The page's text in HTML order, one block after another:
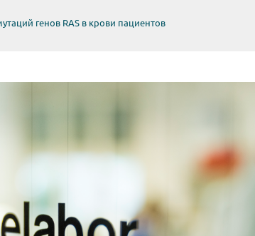
генов RAS в крови пациентов